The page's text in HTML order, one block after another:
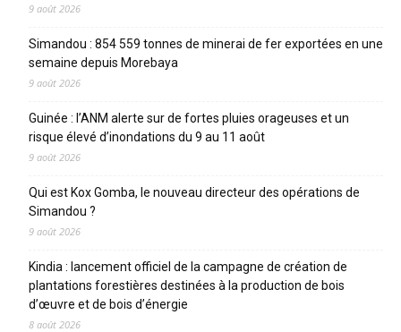
9 août 2026
Simandou : 854 559 tonnes de minerai de fer exportées en une
semaine depuis Morebaya
9 août 2026
Guinée : l’ANM alerte sur de fortes pluies orageuses et un
risque élevé d’inondations du 9 au 11 août
9 août 2026
Qui est Kox Gomba, le nouveau directeur des opérations de
Simandou ?
9 août 2026
Kindia : lancement officiel de la campagne de création de
plantations forestières destinées à la production de bois
d’œuvre et de bois d’énergie
8 août 2026